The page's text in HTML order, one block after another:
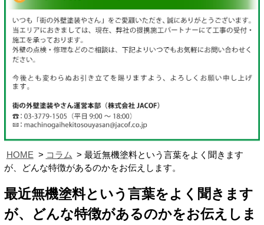
HOME コラム
最近無機塗料という言葉をよく聞きます
が、どんな特徴があるのかをお伝えします。
最近無機塗料という言葉をよく聞きます
が、どんな特徴があるのかをお伝えしま